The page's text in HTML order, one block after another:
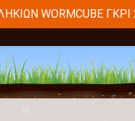
WORMCUBE